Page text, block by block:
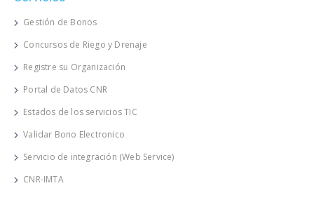
Gestión de Bonos
Concursos de Riego y Drenaje
Registre su Organización
Portal de Datos CNR
Estados de los servicios TIC
Validar Bono Electronico
Servicio de integración (Web Service)
CNR-IMTA